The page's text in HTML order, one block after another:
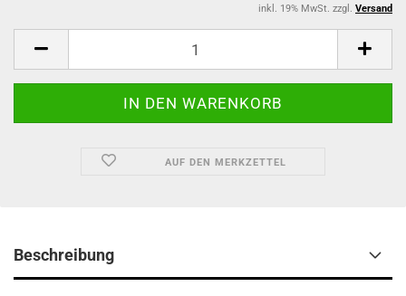
inkl. 19% MwSt. zzgl. Versand
AUF DEN MERKZETTEL
Beschreibung